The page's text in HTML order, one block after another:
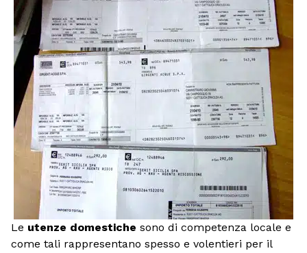
Le utenze domestiche sono di competenza locale e
come tali rappresentano spesso e volentieri per il